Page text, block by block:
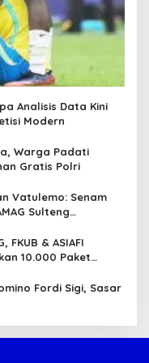
Analisis Data Kini
Modern
Warga Padati
Gratis Polri
Vatulemo: Senam
Sulteng
FKUB & ASIAFI
10.000 Paket
Fordi Sigi, Sasar